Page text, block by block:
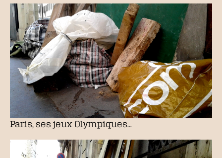
Paris, ses jeux Olympiques…